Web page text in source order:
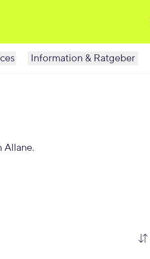
Information & Ratgeber
Allane.